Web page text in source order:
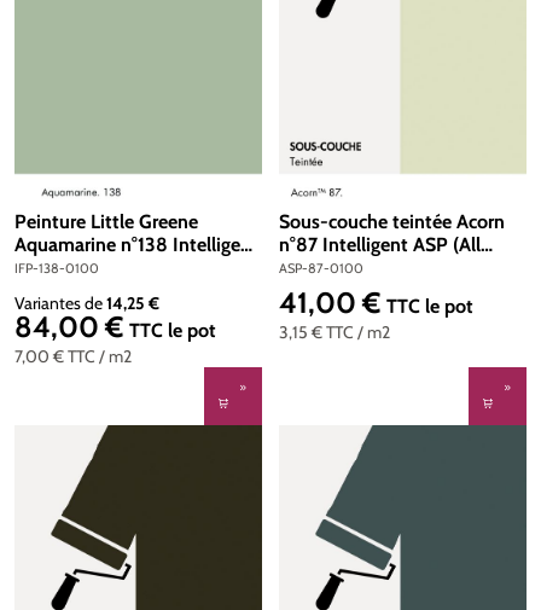
Peinture Little Greene
Aquamarine n°138 Intelligent
Floor Paint 1 litre
IFP-138-0100
7,00 €TTC / m2
Variantes de14,25 €
Prix régulier :
84,00 € TTC le pot
Sous-couche teintée Acorn
n°87 Intelligent ASP (All
Surface Primer) 1 litre
ASP-87-0100
3,15 €TTC / m2
Prix régulier :
41,00 € TTC le pot